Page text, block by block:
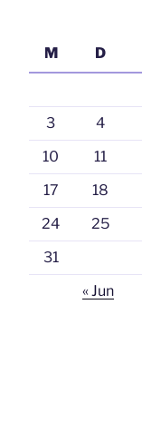
M
D
3
4
10
11
17
18
24
25
31
« Jun